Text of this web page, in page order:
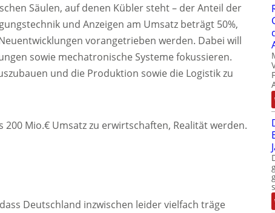
Säulen, auf denen Kübler steht – der Anteil der
und Anzeigen am Umsatz beträgt 50%,
vorangetrieben werden. Dabei will
sowie mechatronische Systeme fokussieren.
und die Produktion sowie die Logistik zu
200 Mio.€ Umsatz zu erwirtschaften, Realität werden.
Deutschland inzwischen leider vielfach träge